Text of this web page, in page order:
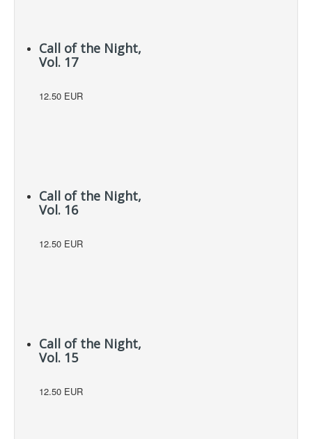
Call of the Night,
Vol. 17
12.50 EUR
Call of the Night,
Vol. 16
12.50 EUR
Call of the Night,
Vol. 15
12.50 EUR